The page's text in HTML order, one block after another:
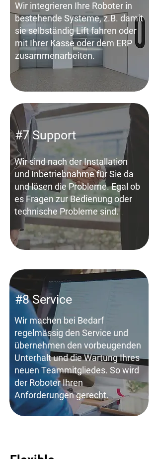
Wir integrieren Ihre Roboter in
bestehende Systeme, z.B. damit
sie selbständig Lift fahren oder
mit Ihrer Kasse oder dem ERP
zusammenarbeiten.
Wir sind nach der Installation
und Inbetriebnahme für Sie da
und lösen die Probleme. Egal ob
es Fragen zur Bedienung oder
technische Probleme sind.
#7 Support
Wir machen bei Bedarf
regelmässig den Service und
übernehmen den vorbeugenden
Unterhalt und die Wartung Ihres
neuen Teammitgliedes. So wird
der Roboter Ihren
Anforderungen gerecht.
#8 Service